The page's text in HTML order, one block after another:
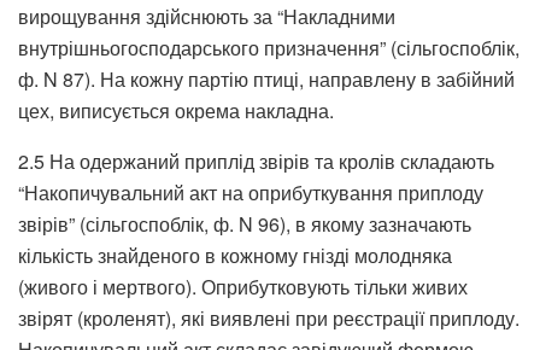
вирощування здійснюють за “Накладними
внутрішньогосподарського призначення” (сільгоспоблік,
ф. N 87). На кожну партію птиці, направлену в забійний
цех, виписується окрема накладна.
2.5 На одержаний приплід звірів та кролів складають
“Накопичувальний акт на оприбуткування приплоду
звірів” (сільгоспоблік, ф. N 96), в якому зазначають
кількість знайденого в кожному гнізді молодняка
(живого і мертвого). Оприбутковують тільки живих
звірят (кроленят), які виявлені при реєстрації приплоду.